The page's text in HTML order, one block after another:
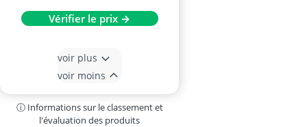
Vérifier le prix →
voir plus
voir moins
ⓘ Informations sur le classement et
l'évaluation des produits